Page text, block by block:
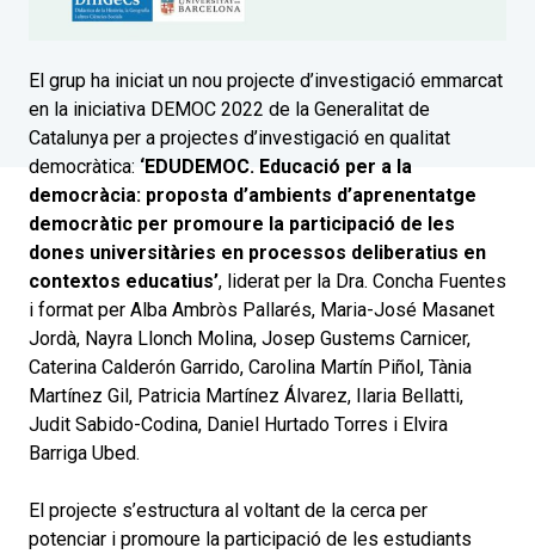
El grup ha iniciat un nou projecte d’investigació emmarcat
en la iniciativa DEMOC 2022 de la Generalitat de
Catalunya per a projectes d’investigació en qualitat
democràtica: ‘EDUDEMOC. Educació per a la
democràcia: proposta d’ambients d’aprenentatge
democràtic per promoure la participació de les
dones universitàries en processos deliberatius en
contextos educatius’, liderat per la Dra. Concha Fuentes
i format per Alba Ambròs Pallarés, Maria-José Masanet
Jordà, Nayra Llonch Molina, Josep Gustems Carnicer,
Caterina Calderón Garrido, Carolina Martín Piñol, Tània
Martínez Gil, Patricia Martínez Álvarez, Ilaria Bellatti,
Judit Sabido-Codina, Daniel Hurtado Torres i Elvira
Barriga Ubed.
El projecte s’estructura al voltant de la cerca per
potenciar i promoure la participació de les estudiants